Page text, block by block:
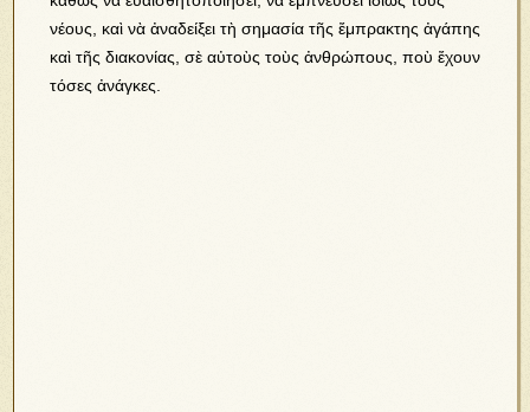
νέους, καὶ νὰ ἀναδείξει τὴ σημασία τῆς ἔμπρακτης ἀγάπης
καὶ τῆς διακονίας, σὲ αὐτοὺς τοὺς ἀνθρώπους, ποὺ ἔχουν
τόσες ἀνάγκες.